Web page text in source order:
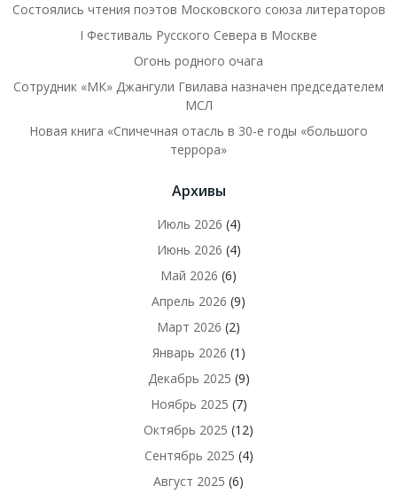
Состоялись чтения поэтов Московского союза литераторов
I Фестиваль Русского Севера в Москве
Огонь родного очага
Сотрудник «МК» Джангули Гвилава назначен председателем
МСЛ
Новая книга «Спичечная отасль в 30-е годы «большого
террора»
Архивы
Июль 2026 (4)
Июнь 2026 (4)
Май 2026 (6)
Апрель 2026 (9)
Март 2026 (2)
Январь 2026 (1)
Декабрь 2025 (9)
Ноябрь 2025 (7)
Октябрь 2025 (12)
Сентябрь 2025 (4)
Август 2025 (6)